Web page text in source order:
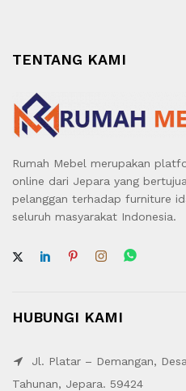
TENTANG KAMI
Rumah Mebel merupakan
online dari Jepara yang
pelanggan terhadap furniture
seluruh masyarakat Indonesia.
HUBUNGI KAMI
Jl. Platar – Demangan,
Tahunan, Jepara. 59424